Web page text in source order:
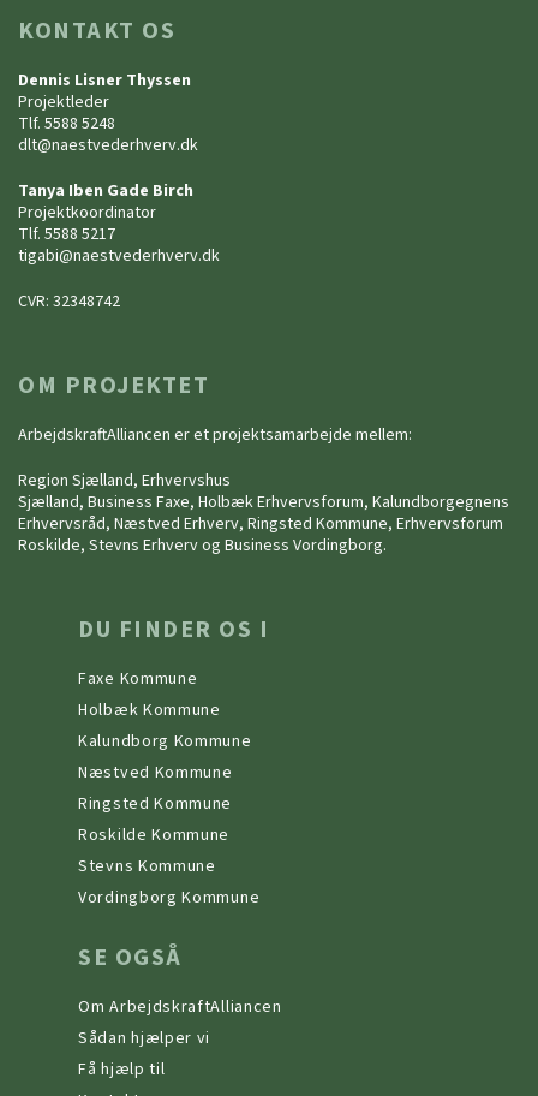
KONTAKT OS
Dennis Lisner Thyssen
Projektleder
Tlf. 5588 5248
dlt@naestvederhverv.dk
Tanya Iben Gade Birch
Projektkoordinator
Tlf. 5588 5217
tigabi@naestvederhverv.dk
CVR: 32348742
OM PROJEKTET
ArbejdskraftAlliancen er et projektsamarbejde mellem:
Region Sjælland, Erhvervshus
Sjælland, Business Faxe, Holbæk Erhvervsforum, Kalundborgegnens
Erhvervsråd, Næstved Erhverv, Ringsted Kommune, Erhvervsforum
Roskilde, Stevns Erhverv og Business Vordingborg.
DU FINDER OS I
Faxe Kommune
Holbæk Kommune
Kalundborg Kommune
Næstved Kommune
Ringsted Kommune
Roskilde Kommune
Stevns Kommune
Vordingborg Kommune
SE OGSÅ
Om ArbejdskraftAlliancen
Sådan hjælper vi
Få hjælp til